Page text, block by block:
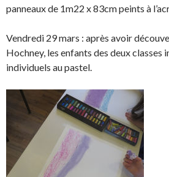
e
o
o
k
t
e
r
.
r
i
n
d
n
panneaux de 1m22 x 83cm peints à
Vendredi 29 mars : après avoir
Hochney, les enfants des deux classes
individuels au pastel.